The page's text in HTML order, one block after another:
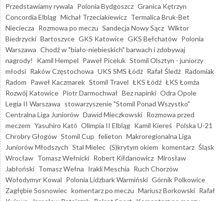
Przedstawiamy rywala Polonia Bydgoszcz Granica Kętrzyn
Concordia Elbląg Michał Trzeciakiewicz Termalica Bruk-Bet
Nieciecza Rozmowa po meczu Sandecja Nowy Sącz Wiktor
Biedrzycki Bartoszyce GKS Katowice GKS Bełchatów Polonia
Warszawa Chodź w "biało-niebieskich" barwach i zdobywaj
nagrody!
Kamil Hempel Paweł Piceluk Stomil Olsztyn - juniorzy
młodsi Raków Częstochowa UKS SMS Łódź Rafał Śledź Radomiak
Radom Paweł Kaczmarek Stomil Travel ŁKS Łódź ŁKS Łomża
Rozwój Katowice Piotr Darmochwał Bez napinki Odra Opole
Legia II Warszawa stowarzyszenie "Stomil Ponad Wszystko"
Centralna Liga Juniorów Dawid Mieczkowski Rozmowa przed
meczem Yasuhiro Katō Olimpia II Elbląg Kamil Kiereś Polska U-21
Chrobry Głogów Stomil Cup felieton Makroregionalna Liga
Juniorów Młodszych Stal Mielec (S)krytym okiem komentarz Śląsk
Wrocław Tomasz Wełnicki Robert Kiłdanowicz Mirosław
Jabłoński Tomasz Wełna Irakli Meschia Ruch Chorzów
Wołodymyr Kowal Polonia Lidzbark Warmiński Górnik Polkowice
Zagłębie Sosnowiec komentarz po meczu Mariusz Borkowski Rafał